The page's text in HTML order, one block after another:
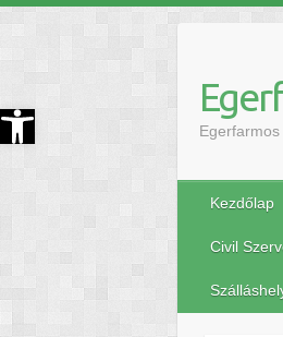
Eszköztár megnyitása
Kezdőlap
Civil